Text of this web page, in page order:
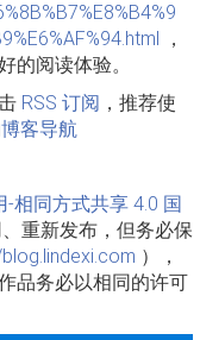
，
的阅读体验。
RSS 订阅 ，推荐使
博客导航
相同方式共享 4.0 国
重新发布，但务必保
），
品务必以相同的许可